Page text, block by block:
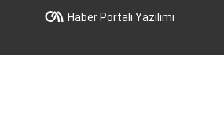
Haber Portalı Yazılımı